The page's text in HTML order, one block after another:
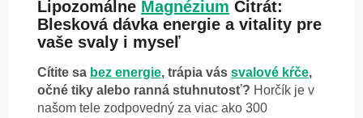
Lipozomálne Magnézium Citrát:
Blesková dávka energie a vitality pre
vaše svaly i myseľ
Cítite sa bez energie, trápia vás svalové kŕče,
očné tiky alebo ranná stuhnutosť? Horčík je v
našom tele zodpovedný za viac ako 300